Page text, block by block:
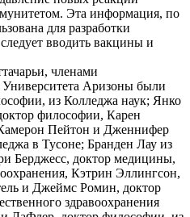
Эта информация, по
для разработки
вводить вакцины и
членами
Университета Аризоны были
из Колледжа наук; Янко
философии, Карен
Пейтон и Дженнифер
в Тусоне; Бранден Лау из
Берджесс, доктор медицины,
Кэтрин Эллингсон,
и Джеймс Ромин, доктор
здравоохранения